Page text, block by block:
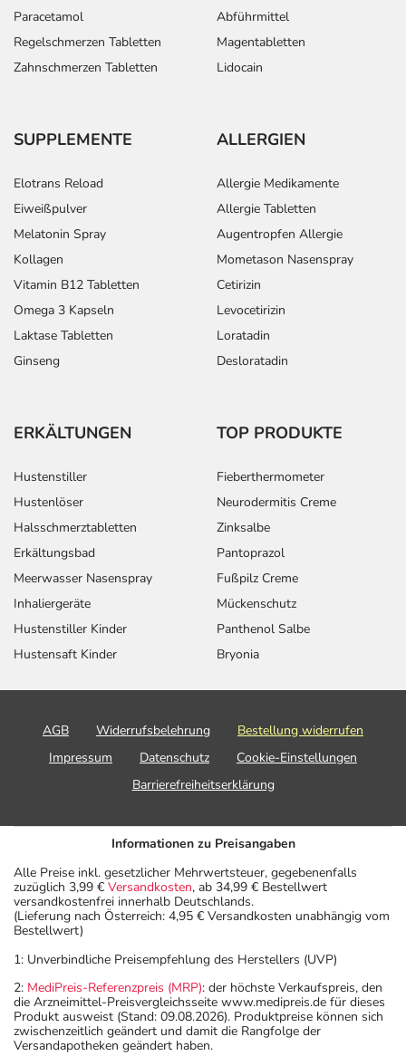
Paracetamol
Regelschmerzen Tabletten
Zahnschmerzen Tabletten
Abführmittel
Magentabletten
Lidocain
SUPPLEMENTE
Elotrans Reload
Eiweißpulver
Melatonin Spray
Kollagen
Vitamin B12 Tabletten
Omega 3 Kapseln
Laktase Tabletten
Ginseng
ALLERGIEN
Allergie Medikamente
Allergie Tabletten
Augentropfen Allergie
Mometason Nasenspray
Cetirizin
Levocetirizin
Loratadin
Desloratadin
ERKÄLTUNGEN
Hustenstiller
Hustenlöser
Halsschmerztabletten
Erkältungsbad
Meerwasser Nasenspray
Inhaliergeräte
Hustenstiller Kinder
Hustensaft Kinder
TOP PRODUKTE
Fieberthermometer
Neurodermitis Creme
Zinksalbe
Pantoprazol
Fußpilz Creme
Mückenschutz
Panthenol Salbe
Bryonia
AGB Widerrufsbelehrung
Bestellung widerrufen
Impressum
Datenschutz
Cookie-Einstellungen
Barrierefreiheitserklärung
Informationen zu Preisangaben
Alle Preise inkl. gesetzlicher Mehrwertsteuer, gegebenenfalls
zuzüglich 3,99 € Versandkosten, ab 34,99 € Bestellwert
versandkostenfrei innerhalb Deutschlands.
(Lieferung nach Österreich: 4,95 € Versandkosten unabhängig vom
Bestellwert)
1: Unverbindliche Preisempfehlung des Herstellers (UVP)
2: MediPreis-Referenzpreis (MRP): der höchste Verkaufspreis, den
die Arzneimittel-Preisvergleichsseite www.medipreis.de für dieses
Produkt ausweist (Stand: 09.08.2026). Produktpreise können sich
zwischenzeitlich geändert und damit die Rangfolge der
Versandapotheken geändert haben.